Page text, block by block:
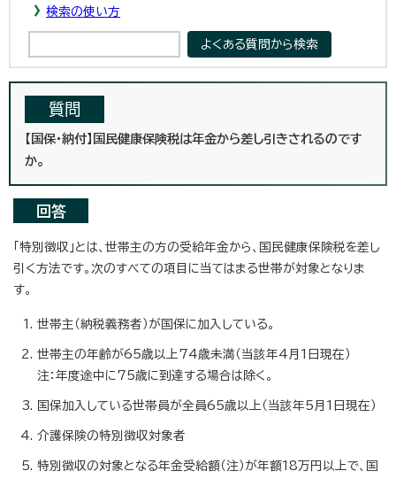
検索の使い方
質問
【国保・納付】国民健康保険税は年金から差し引きされるのです
か。
回答
「特別徴収」とは、世帯主の方の受給年金から、国民健康保険税を差し
引く方法です。次のすべての項目に当てはまる世帯が対象となりま
す。
世帯主（納税義務者）が国保に加入している。
世帯主の年齢が65歳以上74歳未満（当該年4月1日現在）
注：年度途中に75歳に到達する場合は除く。
国保加入している世帯員が全員65歳以上（当該年5月1日現在）
介護保険の特別徴収対象者
特別徴収の対象となる年金受給額（注）が年額18万円以上で、国